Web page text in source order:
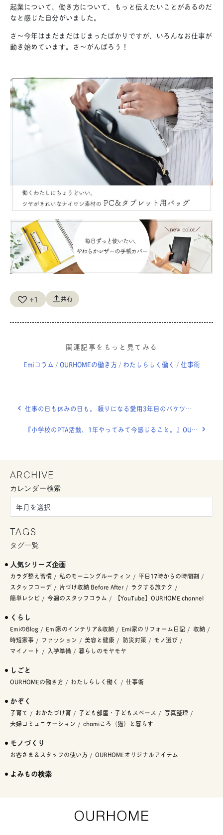
起業について、働き方について、もっと伝えたいことがあるのだ
なと感じた自分がいました。
さ〜今年はまだまだはじまったばかりですが、いろんなお仕事が
動き始めています。さ〜がんばろう！
+1 共有
関連記事をもっと見てみる
Emiコラム / OURHOMEの働き方/ わたしらしく働く / 仕事術
仕事の日も休みの日も。 頼りになる愛用3年目のバケツバッグ
『小学校のPTA活動、1年やってみて今感じること。』OURHOME WEB LETTER
ARCHIVE
カレンダー検索
TAGS
タグ一覧
人気シリーズ企画
カラダ整え習慣 私のモーニングルーティン
平日17時からの時間割
スタッフコーデ
片づけ収納 Before After
ラクする旅テク
簡単レシピ
今週のスタッフコラム 【YouTube】OURHOME channel
くらし
EmiのBlog Emi家のインテリア&収納 Emi家のリフォーム日記
収納
時短家事
ファッション 美容と健康 防災対策
モノ選び
マイノート
入学準備 暮らしのモヤモヤ
しごと
OURHOMEの働き方 わたしらしく働く 仕事術
かぞく
子育て おかたづけ育 子ども部屋・子どもスペース
写真整理
夫婦コミュニケーション
chamiころ（猫）と暮らす
モノづくり
お客さま＆スタッフの使い方 OURHOMEオリジナルアイテム
よみもの検索